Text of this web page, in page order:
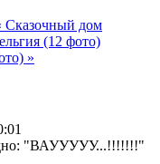
Сказочный дом
(12 фото)
»
"ВАУУУУУ...!!!!!!!"